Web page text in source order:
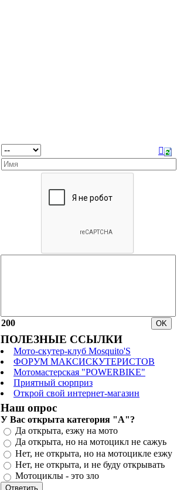
200
ПОЛЕЗНЫЕ ССЫЛКИ
Мото-скутер-клуб Mosquito'S
ФОРУМ МАКСИСКУТЕРИСТОВ
Мотомастерская "POWERBIKE"
Приятный сюрприз
Открой свой интернет-магазин
Наш опрос
У Вас открыта категория "А"?
Да открыта, езжу на мото
Да открыта, но на мотоцикл не сажуь
Нет, не открыта, но на мотоцикле езжу
Нет, не открыта, и не буду открывать
Мотоциклы - это зло